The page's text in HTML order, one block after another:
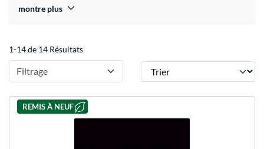
montre plus
1-14 de 14 Résultats
Filtrage Trier
REMIS À NEUF